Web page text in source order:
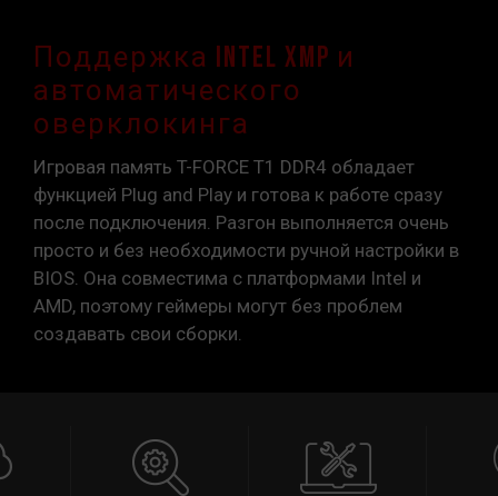
Поддержка Intel XMP и
автоматического
оверклокинга
Игровая память T-FORCE T1 DDR4 обладает
функцией Plug and Play и готова к работе сразу
после подключения. Разгон выполняется очень
просто и без необходимости ручной настройки в
BIOS. Она совместима с платформами Intel и
AMD, поэтому геймеры могут без проблем
создавать свои сборки.